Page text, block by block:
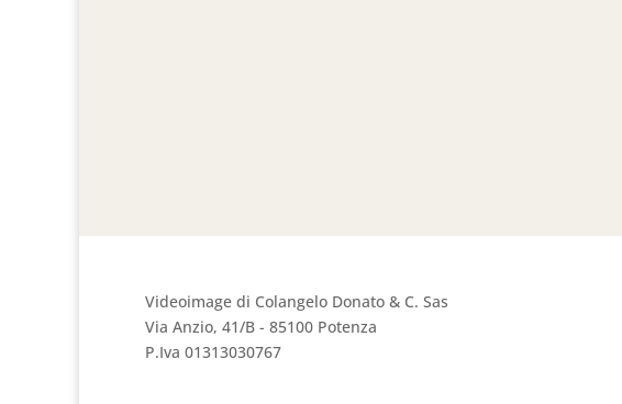
Videoimage di Colangelo Donato & C. Sas
Via Anzio, 41/B - 85100 Potenza
P.Iva 01313030767